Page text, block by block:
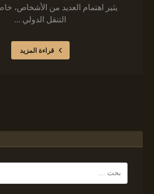
يثير اهتمام العديد من الأشخاص،
التنقل الدولي ...
قراءة المزيد